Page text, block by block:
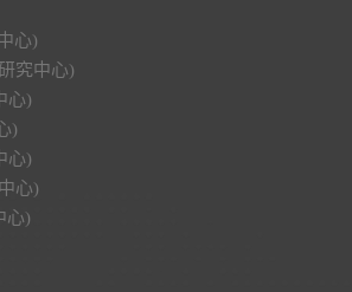
心)
究中心)
心)
)
心)
心)
心)